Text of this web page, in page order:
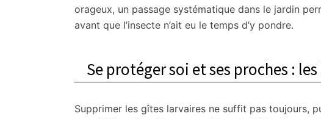
orageux, un passage systématique dans le jardin
avant que l’insecte n’ait eu le temps d’y pondre.
Se protéger soi et ses proches :
Supprimer les gîtes larvaires ne suffit pas toujours,